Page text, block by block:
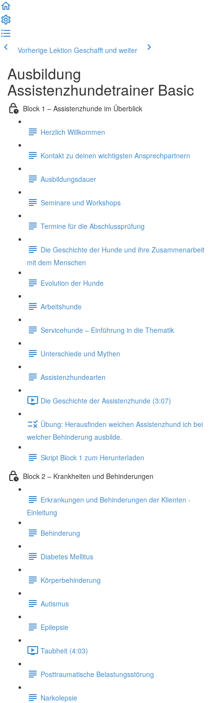
Vorherige Lektion Geschafft und weiter
Ausbildung
Assistenzhundetrainer Basic
Block 1 – Assistenzhunde im Überblick
Herzlich Willkommen
Kontakt zu deinen wichtigsten Ansprechpartnern
Ausbildungsdauer
Seminare und Workshops
Termine für die Abschlussprüfung
Die Geschichte der Hunde und ihre Zusammenarbeit
mit dem Menschen
Evolution der Hunde
Arbeitshunde
Servicehunde – Einführung in die Thematik
Unterschiede und Mythen
Assistenzhundearten
Die Geschichte der Assistenzhunde (3:07)
Übung: Herausfinden welchen Assistenzhund ich bei
welcher Behinderung ausbilde.
Skript Block 1 zum Herunterladen
Block 2 – Krankheiten und Behinderungen
Erkrankungen und Behinderungen der Klienten -
Einleitung
Behinderung
Diabetes Mellitus
Körperbehinderung
Autismus
Epilepsie
Taubheit (4:03)
Posttraumatische Belastungsstörung
Narkolepsie